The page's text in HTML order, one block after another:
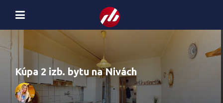
Kúpa 2 izb. bytu na Nivách